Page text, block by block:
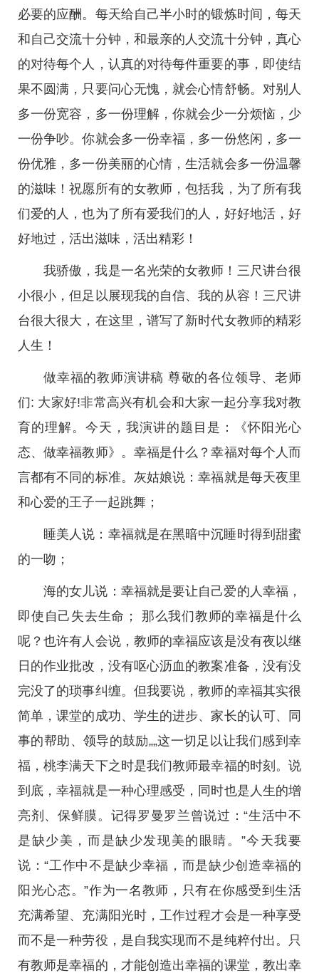
必要的应酬。每天给自己半小时的锻炼时间，每天
和自己交流十分钟，和最亲的人交流十分钟，真心
的对待每个人，认真的对待每件重要的事，即使结
果不圆满，只要问心无愧，就会心情舒畅。对别人
多一份宽容，多一份理解，你就会少一分烦恼，少
一份争吵。你就会多一份幸福，多一份悠闲，多一
份优雅，多一份美丽的心情，生活就会多一份温馨
的滋味！祝愿所有的女教师，包括我，为了所有我
们爱的人，也为了所有爱我们的人，好好地活，好
好地过，活出滋味，活出精彩！
我骄傲，我是一名光荣的女教师！三尺讲台很
小很小，但足以展现我的自信、我的从容！三尺讲
台很大很大，在这里，谱写了新时代女教师的精彩
人生！
做幸福的教师演讲稿 尊敬的各位领导、老师
们: 大家好!非常高兴有机会和大家一起分享我对教
育的理解。今天，我演讲的题目是：《怀阳光心
态、做幸福教师》。幸福是什么？幸福对每个人而
言都有不同的标准。灰姑娘说：幸福就是每天夜里
和心爱的王子一起跳舞；
睡美人说：幸福就是在黑暗中沉睡时得到甜蜜
的一吻；
海的女儿说：幸福就是要让自己爱的人幸福，
即使自己失去生命； 那么我们教师的幸福是什么
呢？也许有人会说，教师的幸福应该是没有夜以继
日的作业批改，没有呕心沥血的教案准备，没有没
完没了的琐事纠缠。但我要说，教师的幸福其实很
简单，课堂的成功、学生的进步、家长的认可、同
事的帮助、领导的鼓励„„这一切足以让我们感到幸
福，桃李满天下之时是我们教师最幸福的时刻。说
到底，幸福就是一种心理感受，同时也是人生的增
亮剂、保鲜膜。记得罗曼罗兰曾说过：“生活中不
是缺少美，而是缺少发现美的眼睛。”今天我要
说：“工作中不是缺少幸福，而是缺少创造幸福的
阳光心态。”作为一名教师，只有在你感受到生活
充满希望、充满阳光时，工作过程才会是一种享受
而不是一种劳役，是自我实现而不是纯粹付出。只
有教师是幸福的，才能创造出幸福的课堂，教出幸